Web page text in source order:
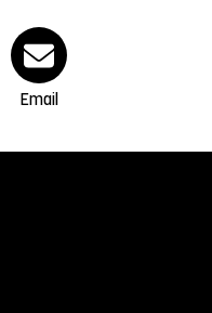
Email